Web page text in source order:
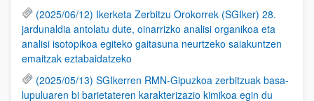
(2025/06/12) Ikerketa Zerbitzu Orokorrek (SGIker) 28.
jardunaldia antolatu dute, oinarrizko analisi organikoa eta
analisi isotopikoa egiteko gaitasuna neurtzeko saiakuntzen
emaitzak eztabaidatzeko
(2025/05/13) SGIkerren RMN-Gipuzkoa zerbitzuak basa-
lupuluaren bi barietateren karakterizazio kimikoa egin du